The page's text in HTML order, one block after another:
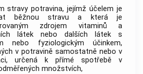
stravy potravina, jejímž účelem je
běžnou stravu a která je
zdrojem vitaminů a
látek nebo dalších látek s
nebo fyziologickým účinkem,
v potravině samostatně nebo v
určená k přímé spotřebě v
množstvích,